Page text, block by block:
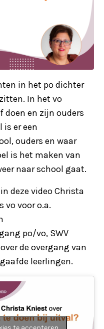
in het po dichter
In het vo
doen en zijn ouders
er een
ouders en waar
is het maken van
naar school gaat.
deze video Christa
vo voor o.a.
po/vo, SWV
de overgang van
leerlingen.